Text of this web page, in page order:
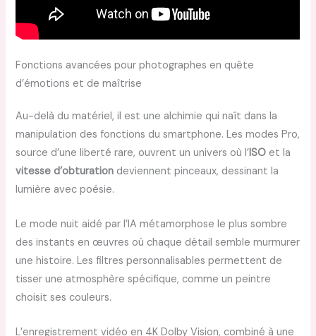
Fonctions avancées pour photographes en quête
d’émotions et de maîtrise
Au-delà du matériel, il est une alchimie qui naît dans la
manipulation des fonctions du smartphone. Les modes Pro,
source d’une liberté rare, ouvrent un univers où l’ISO et la
vitesse d’obturation deviennent pinceaux, dessinant la
lumière avec poésie.
Le mode nuit aidé par l’IA métamorphose le plus sombre
des instants en œuvres où chaque détail semble murmurer
une histoire. Les filtres personnalisables permettent de
tisser une atmosphère spécifique, comme un peintre
choisit ses couleurs.
L’enregistrement vidéo en 4K Dolby Vision, combiné à une